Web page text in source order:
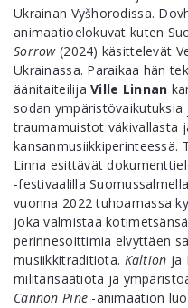
Ukrainan Vyšhorodissa.
animaatioelokuvat kuten
Sorrow(2024) käsittelevät
Ukrainassa. Paraikaa hän
äänitaiteilijaVille Linnan
sodan
traumamuistot väkivallasta
kansanmusiikkiperinteessä.
Linna esittävät
-festivaalilla
vuonna 2022 tuhoamassa
joka valmistaa
perinnesoittimia elvyttäen
musiikkitraditiota. Kaltion ja
militarisaatiota ja
Cannon Pine -animaation